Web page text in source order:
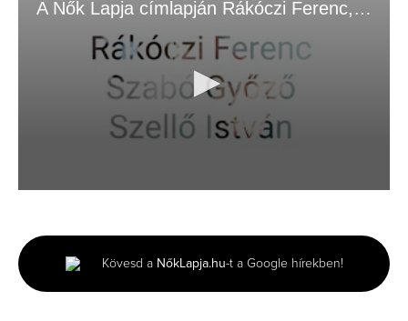
A Nők Lapja címlapján Rákóczi Ferenc, Szabó Győző és Szellő István
minutes,
52
seconds
Kövesd a NőkLapja.hu-t a Google hírekben!